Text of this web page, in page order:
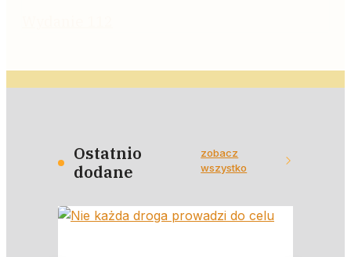
Ostatnio
dodane
zobacz
wszystko